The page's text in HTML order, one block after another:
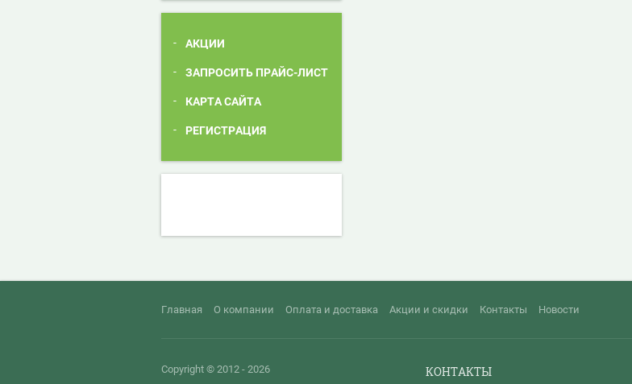
АКЦИИ
ЗАПРОСИТЬ ПРАЙС-ЛИСТ
КАРТА САЙТА
РЕГИСТРАЦИЯ
Главная О компании Оплата и доставка Акции и скидки Контакты Новости
Copyright © 2012 - 2026 КОНТАКТЫ